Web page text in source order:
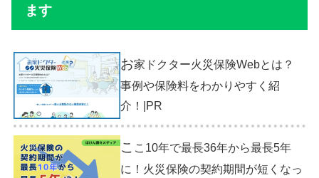
ます
お家ドクター火災保険Webとは？
事例や保険料をわかりやすく紹
介！|PR
こ こ10年で最長36年から最長5年
に！火災保険の契約期間が短くなっ